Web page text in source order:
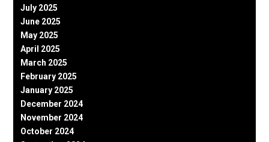
July 2025
June 2025
May 2025
April 2025
March 2025
February 2025
January 2025
December 2024
November 2024
October 2024